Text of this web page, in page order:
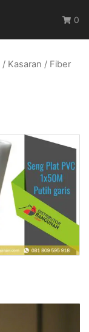
0
/ Kasaran / Fiber